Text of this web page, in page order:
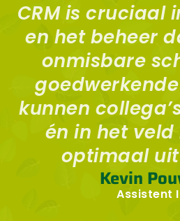
CRM is cruciaal
en het beheer
onmisbare
kunnen
én in het
optimaal
Kevin
Assistent